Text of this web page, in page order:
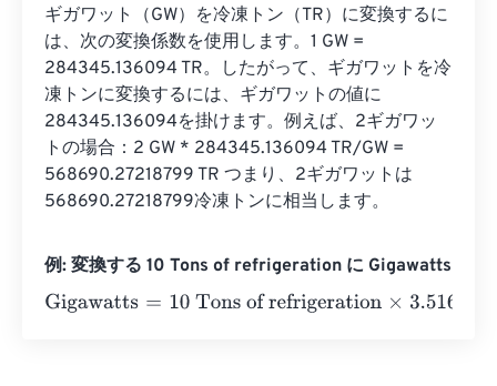
ギガワット（GW）を冷凍トン（TR）に変換するに
は、次の変換係数を使用します。1 GW =
284345.136094 TR。したがって、ギガワットを冷
凍トンに変換するには、ギガワットの値に
284345.136094を掛けます。例えば、2ギガワッ
トの場合：2 GW * 284345.136094 TR/GW =
568690.27218799 TR つまり、2ギガワットは
568690.27218799冷凍トンに相当します。
例: 変換する 10 Tons of refrigeration に Gigawatts
Gigawatts=10 Tons of refrigeration×3.51685e -6=